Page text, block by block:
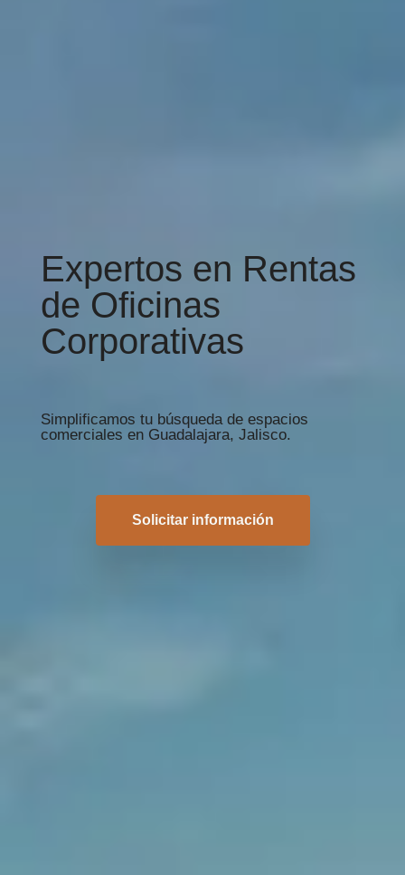
Expertos en Rentas
de Oficinas
Corporativas
Simplificamos tu búsqueda de espacios
comerciales en Guadalajara, Jalisco.
Solicitar información